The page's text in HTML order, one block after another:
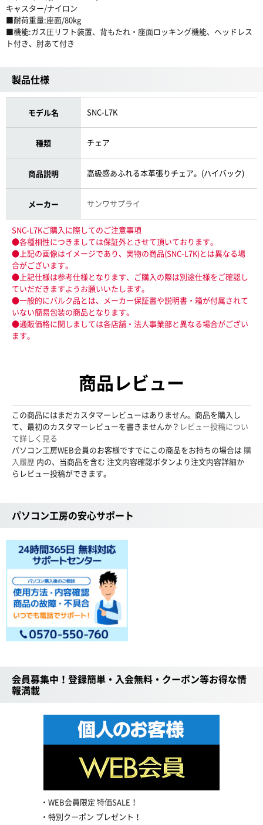
キャスター/ナイロン
■耐荷重量:座面/80kg
■機能:ガス圧リフト装置、背もたれ・座面ロッキング機能、ヘッドレス
ト付き、肘あて付き
製品仕様
モデル名 SNC-L7K
種類 チェア
商品説明 高級感あふれる本革張りチェア。(ハイバック)
メーカー サンワサプライ
SNC-L7Kご購入に際してのご注意事項
●各種相性につきましては保証外とさせて頂いております。
●上記の画像はイメージであり、実物の商品(SNC-L7K)とは異なる場
合がございます。
●上記仕様は参考仕様となります、ご購入の際は別途仕様をご確認し
ていだだきますようお願いいたします。
●一般的にバルク品とは、メーカー保証書や説明書・箱が付属されて
いない簡易包装の商品となります。
●通販価格に関しましては各店舗・法人事業部と異なる場合がござい
ます。
商品レビュー
この商品にはまだカスタマーレビューはありません。商品を購入し
て、最初のカスタマーレビューを書きませんか？ レビュー投稿につい
て詳しく見る
パソコン工房WEB会員のお客様ですでにこの商品をお持ちの場合は 購
入履歴 内の、当商品を含む 注文内容確認ボタンより注文内容詳細か
らレビュー投稿ができます。
パソコン工房の安心サポート
会員募集中！登録簡単・入会無料・クーポン等お得な情
報満載
WEB会員限定 特価SALE！
特別クーポン プレゼント！